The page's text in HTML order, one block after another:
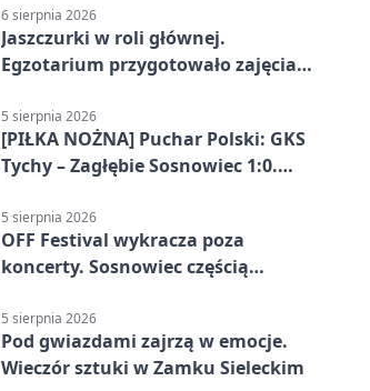
6 sierpnia 2026
Jaszczurki w roli głównej.
Egzotarium przygotowało zajęcia
5 sierpnia 2026
[PIŁKA NOŻNA] Puchar Polski: GKS
Tychy – Zagłębie Sosnowiec 1:0.
przed przerwą
5 sierpnia 2026
OFF Festival wykracza poza
koncerty. Sosnowiec częścią
5 sierpnia 2026
Pod gwiazdami zajrzą w emocje.
Wieczór sztuki w Zamku Sieleckim